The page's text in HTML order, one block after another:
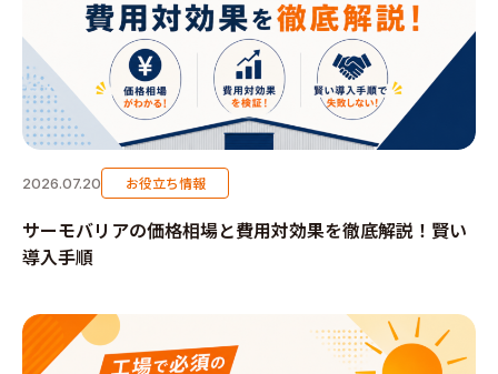
2026.07.20 お役立ち情報
サーモバリアの価格相場と費用対効果を徹底解説！賢い
導入手順